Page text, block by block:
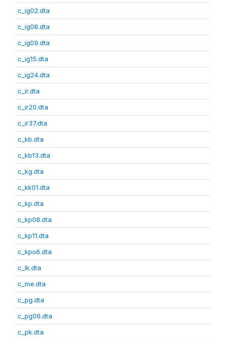
c_ig02.dta
c_ig08.dta
c_ig09.dta
c_ig15.dta
c_ig24.dta
c_ir.dta
c_ir20.dta
c_ir37.dta
c_kb.dta
c_kb13.dta
c_kg.dta
c_kk01.dta
c_kp.dta
c_kp08.dta
c_kp11.dta
c_kpo6.dta
c_lk.dta
c_me.dta
c_pg.dta
c_pg06.dta
c_pk.dta